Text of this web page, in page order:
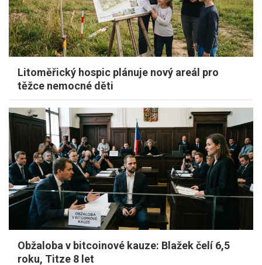
Litoměřický hospic plánuje nový areál pro
těžce nemocné děti
Obžaloba v bitcoinové kauze: Blažek čelí 6,5
roku, Titze 8 let